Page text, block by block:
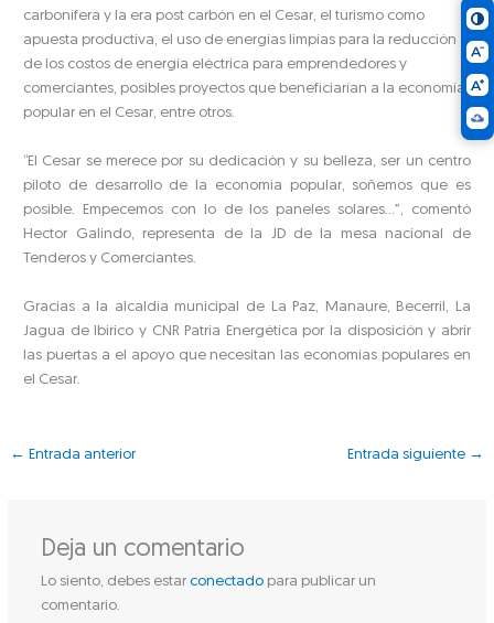
carbonífera y la era post carbón en el Cesar, el turismo como
apuesta productiva, el uso de energías limpias para la reducción
de los costos de energía eléctrica para emprendedores y
comerciantes, posibles proyectos que beneficiarían a la economía
popular en el Cesar, entre otros.
“El Cesar se merece por su dedicación y su belleza, ser un centro
piloto de desarrollo de la economía popular, soñemos que es
posible. Empecemos con lo de los paneles solares…”, comentó
Hector Galindo, representa de la JD de la mesa nacional de
Tenderos y Comerciantes.
Gracias a la alcaldía municipal de La Paz, Manaure, Becerril, La
Jagua de Ibirico y CNR Patria Energética por la disposición y abrir
las puertas a el apoyo que necesitan las economías populares en
el Cesar.
← Entrada anterior Entrada siguiente →
Deja un comentario
Lo siento, debes estar conectadopara publicar un
comentario.